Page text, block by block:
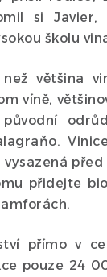
si
školu
než většina
víně,
přidejte
přímo v
pouze 24